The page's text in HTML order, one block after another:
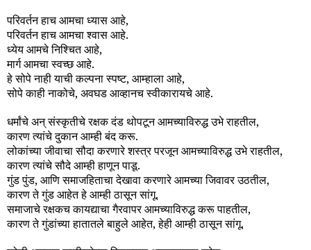
परिवर्तन हाच आमचा ध्यास आहे,
परिवर्तन हाच आमचा श्वास आहे.
ध्येय आमचे निश्चित आहे,
मार्ग आमचा स्वच्छ आहे.
हे सोपे नाही याची कल्पना स्पष्ट, आम्हाला आहे,
सोपे काही नाकोचे, अवघड आव्हानच स्वीकारायचे आहे.
धर्मांचे अन् संस्कृतीचे रक्षक दंड थोपटून आमच्याविरुद्ध उभे राहतील,
कारण त्यांचे दुकान आम्ही बंद करू.
लोकांच्या जीवाचा सौदा करणारे शस्त्र परजून आमच्याविरुद्ध उभे राहतील,
कारण त्यांचे सौदे आम्ही हाणून पाडू.
गुंड पुंड, आणि समाजहिताचा देखावा करणारे आमच्या जिवावर उठतील,
कारण ते गुंड आहेत हे आम्ही ठासून सांगू.
समाजाचे रक्षकच कायद्याचा गैरवापर आमच्याविरुद्ध करू पाहतील,
कारण ते गुंडांच्या हातातले बाहुले आहेत, हेही आम्ही ठासून सांगू.